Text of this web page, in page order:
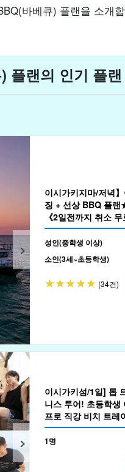
바베큐) 플랜을 소개
플랜의 인기 플랜
이시가키지마/저녁
징 + 선상 BBQ 플
《2일전까지 취소
성인(중학생 이상)
소인(3세~초등학생)
(34건)
이시가키섬/1일] 톱
니스 투어! 초등학생
프로 직강 비치 트레
힐링 체험☆요가・
액티비티! (No.595)
1명